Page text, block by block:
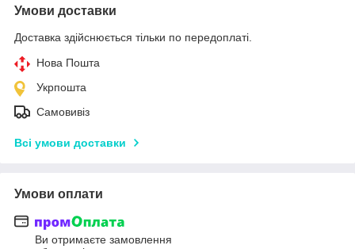
Умови доставки
Доставка здійснюється тільки по передоплаті.
Нова Пошта
Укрпошта
Самовивіз
Всі умови доставки
Умови оплати
Ви отримаєте замовлення